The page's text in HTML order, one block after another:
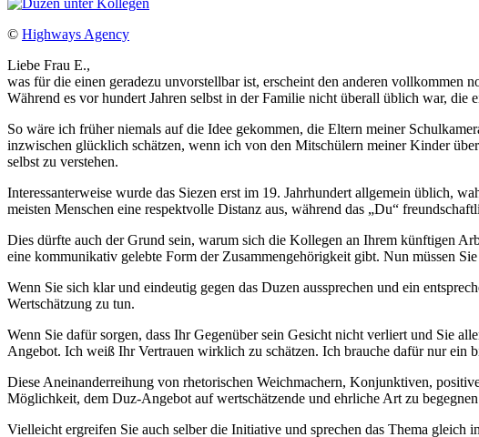
© Highways Agency
Liebe Frau E.,
was für die einen geradezu unvorstellbar ist, erscheint den anderen vollkommen
Während es vor hundert Jahren selbst in der Familie nicht überall üblich war,
So wäre ich früher niemals auf die Idee gekommen, die Eltern meiner
inzwischen glücklich schätzen, wenn ich von den Mitschülern meiner Kinder
selbst zu verstehen.
Interessanterweise wurde das Siezen erst im 19. Jahrhundert allgemein üblich,
meisten Menschen eine respektvolle Distanz aus, während das „Du“
Dies dürfte auch der Grund sein, warum sich die Kollegen an Ihrem künftigen
eine kommunikativ gelebte Form der Zusammengehörigkeit gibt. Nun müssen
Wenn Sie sich klar und eindeutig gegen das Duzen aussprechen und ein
Wertschätzung zu tun.
Wenn Sie dafür sorgen, dass Ihr Gegenüber sein Gesicht nicht verliert und Sie
Angebot. Ich weiß Ihr Vertrauen wirklich zu schätzen. Ich brauche dafür nur
Diese Aneinanderreihung von rhetorischen Weichmachern, Konjunktiven,
Möglichkeit, dem Duz-Angebot auf wertschätzende und ehrliche Art zu
Vielleicht ergreifen Sie auch selber die Initiative und sprechen das Thema gleich